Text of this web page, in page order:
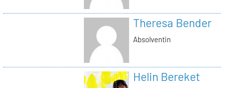
Theresa Bender
Absolventin
Helin Bereket